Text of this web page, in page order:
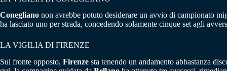
Conegliano non avrebbe potuto desiderare un avvio di campionato
ha lasciato uno per strada, concedendo solamente cinque set agli
LA VIGILIA DI FIRENZE
Sul fronte opposto, Firenze sta tenendo un andamento abbastanza